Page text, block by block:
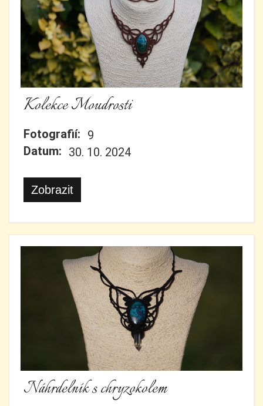
Kolekce Moudrosti
Fotografií: 9
Datum: 30. 10. 2024
Zobrazit
Náhrdelník s chryzokolem